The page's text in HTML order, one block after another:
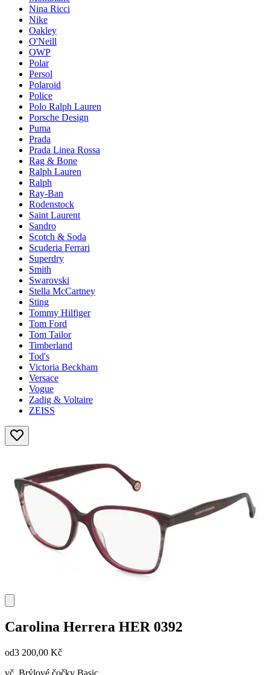
Nina Ricci
Nike
Oakley
O'Neill
OWP
Polar
Persol
Polaroid
Police
Polo Ralph Lauren
Porsche Design
Puma
Prada
Prada Linea Rossa
Rag & Bone
Ralph Lauren
Ralph
Ray-Ban
Rodenstock
Saint Laurent
Sandro
Scotch & Soda
Scuderia Ferrari
Superdry
Smith
Swarovski
Stella McCartney
Sting
Tommy Hilfiger
Tom Ford
Tom Tailor
Timberland
Tod's
Victoria Beckham
Versace
Vogue
Zadig & Voltaire
ZEISS
Carolina Herrera HER 0392
od3 200,00 Kč
vč. Brýlové čočky Basic